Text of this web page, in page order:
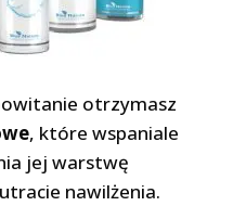
otrzymasz
, które wspaniale
jej warstwę
nawilżenia.